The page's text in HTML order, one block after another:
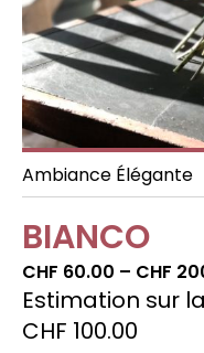
Ambiance Élégante
BIANCO
CHF 60.00 – CHF
Estimation sur
CHF 100.00